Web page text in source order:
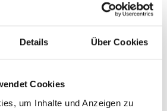
Details Über Cookies
Cookies
um Inhalte und Anzeigen zu